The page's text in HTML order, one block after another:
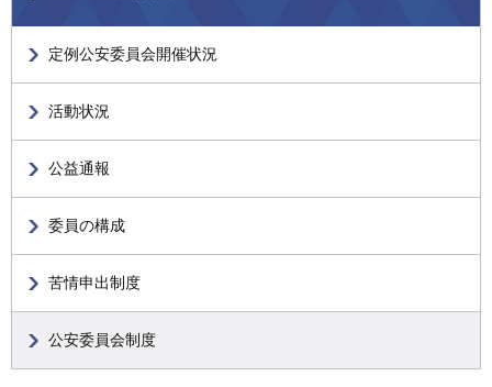
定例公安委員会開催状況
活動状況
公益通報
委員の構成
苦情申出制度
公安委員会制度